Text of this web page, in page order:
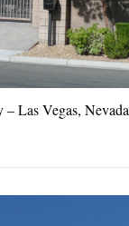
Las Vegas, Nevada